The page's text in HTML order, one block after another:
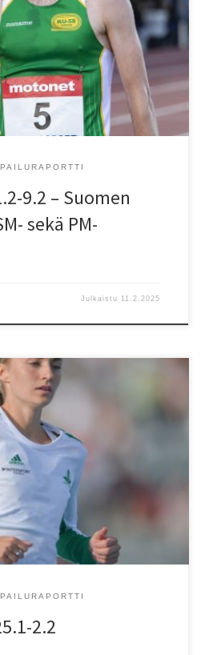
kolmiloikassa. KU-58:n
lyhyen ratojen Suomen
nuorten SM-hallimoniotteluissa
58:n Leo Rautiainen 22-vuotiaissa
17-vuotiaissa. Turussa Vantaan
9.2 – Suomen
sekä PM-
Julkaistu 11.2.2025
P15 4×200 m 1) VantSa 1.42,72
Julius Juslin, Julius Kurppa), 2)
Malinen, Taito Katajamäki, Oiva
Suoniemi, Akseli Laiho, Elmo
m 1) EspTa […]
2.2